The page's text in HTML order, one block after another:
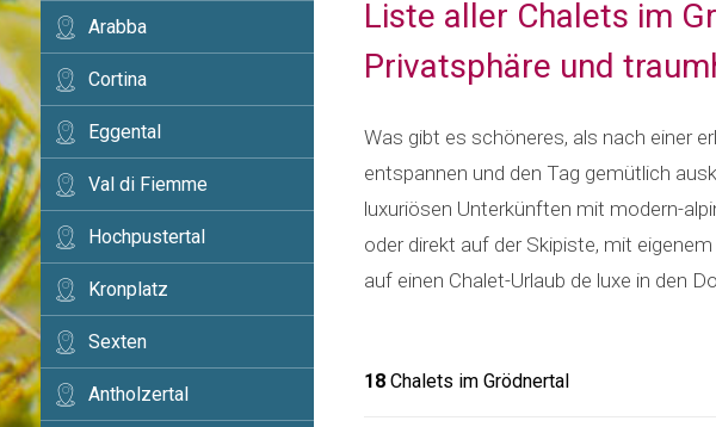
Arabba
Cortina
Eggental
Val di Fiemme
Hochpustertal
Kronplatz
Sexten
Antholzertal
Liste aller Chalets im
Privatsphäre und
Was gibt es schöneres, als nach einer
entspannen und den Tag gemütlich
luxuriösen Unterkünften mit modern-
oder direkt auf der Skipiste, mit
auf einen Chalet-Urlaub de luxe in den
18 Chalets im Grödnertal